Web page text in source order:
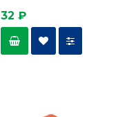
32 ₽